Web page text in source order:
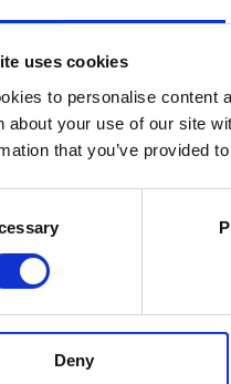
uses cookies
to personalise content
about your use of our site
that you’ve provided
Deny
tv i 1993, og er nu for
til en